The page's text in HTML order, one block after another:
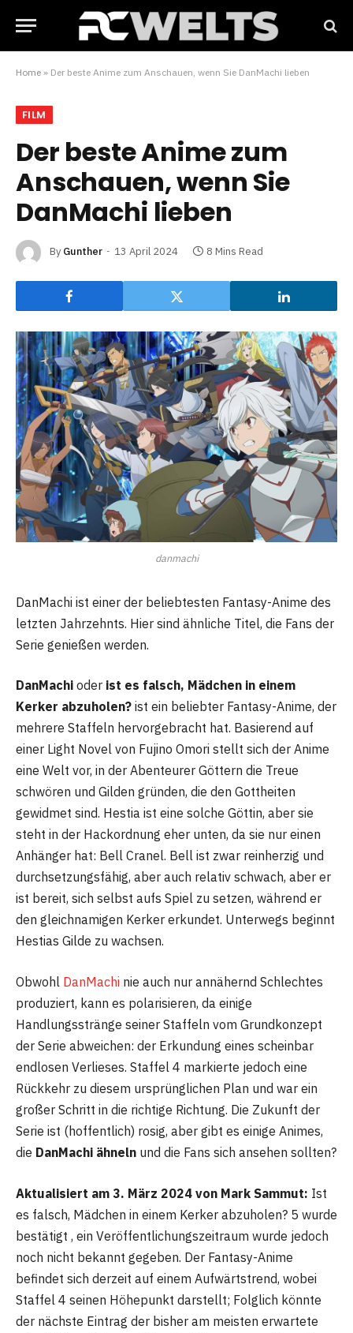
Home » Der beste Anime zum Anschauen, wenn Sie DanMachi lieben
FILM
Der beste Anime zum
Anschauen, wenn Sie
DanMachi lieben
By Gunther 13 April 2024 8 Mins Read
danmachi
DanMachi ist einer der beliebtesten Fantasy-Anime des
letzten Jahrzehnts. Hier sind ähnliche Titel, die Fans der
Serie genießen werden.
DanMachi oder ist es falsch, Mädchen in einem
Kerker abzuholen? ist ein beliebter Fantasy-Anime, der
mehrere Staffeln hervorgebracht hat. Basierend auf
einer Light Novel von Fujino Omori stellt sich der Anime
eine Welt vor, in der Abenteurer Göttern die Treue
schwören und Gilden gründen, die den Gottheiten
gewidmet sind. Hestia ist eine solche Göttin, aber sie
steht in der Hackordnung eher unten, da sie nur einen
Anhänger hat: Bell Cranel. Bell ist zwar reinherzig und
durchsetzungsfähig, aber auch relativ schwach, aber er
ist bereit, sich selbst aufs Spiel zu setzen, während er
den gleichnamigen Kerker erkundet. Unterwegs beginnt
Hestias Gilde zu wachsen.
Obwohl DanMachi nie auch nur annähernd Schlechtes
produziert, kann es polarisieren, da einige
Handlungsstränge seiner Staffeln vom Grundkonzept
der Serie abweichen: der Erkundung eines scheinbar
endlosen Verlieses. Staffel 4 markierte jedoch eine
Rückkehr zu diesem ursprünglichen Plan und war ein
großer Schritt in die richtige Richtung. Die Zukunft der
Serie ist (hoffentlich) rosig, aber gibt es einige Animes,
die DanMachi ähneln und die Fans sich ansehen sollten?
Aktualisiert am 3. März 2024 von Mark Sammut: Ist
es falsch, Mädchen in einem Kerker abzuholen? 5 wurde
bestätigt , ein Veröffentlichungszeitraum wurde jedoch
noch nicht bekannt gegeben. Der Fantasy-Anime
befindet sich derzeit auf einem Aufwärtstrend, wobei
Staffel 4 seinen Höhepunkt darstellt; Folglich könnte
der nächste Eintrag der bisher am meisten erwartete